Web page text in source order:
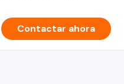
Contactar ahora